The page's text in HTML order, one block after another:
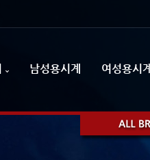
남성용시계 여성용시계